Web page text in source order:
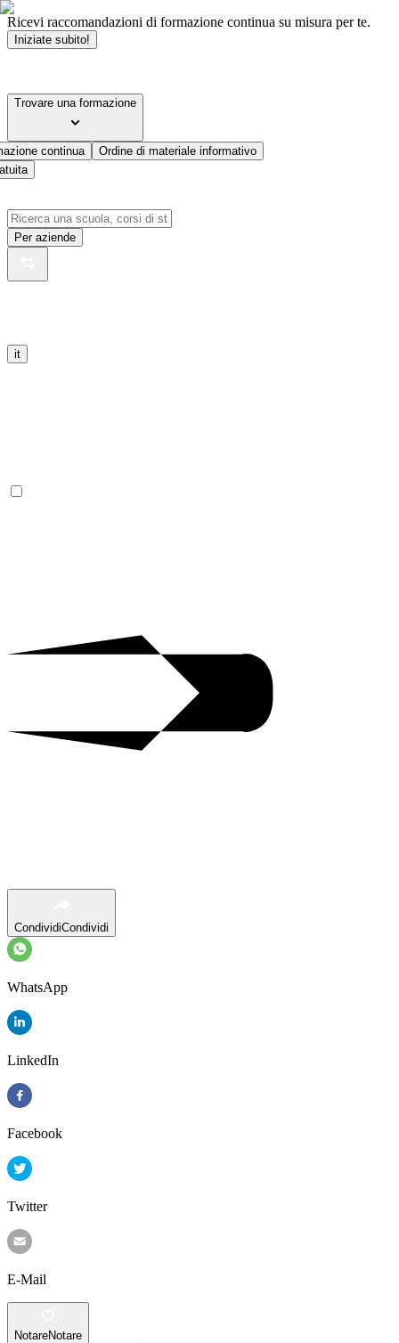
Ricevi raccomandazioni di formazione continua su misura per te.
Iniziate subito!
Trovare una formazione
continua
Ordine di materiale informativo
Per aziende
it
CondividiCondividi
WhatsApp
LinkedIn
Facebook
Twitter
E-Mail
NotareNotare